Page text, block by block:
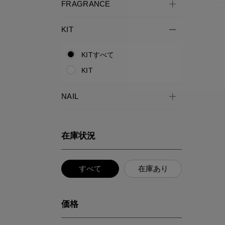
FRAGRANCE
KIT
KITすべて
KIT
NAIL
在庫状況
すべて 在庫あり
価格